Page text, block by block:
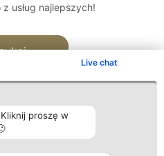
Live chat
proszę w
usług najlepszych!
Kontakt